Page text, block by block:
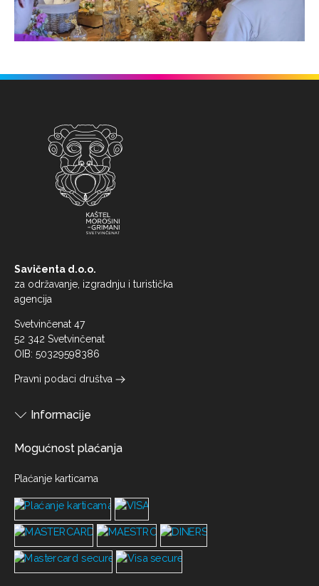
Savičenta d.o.o.
za održavanje, izgradnju i turistička
agencija
Svetvinčenat 47
52 342 Svetvinčenat
OIB: 50329598386
Pravni podaci društva
Informacije
Mogućnost plaćanja
Plaćanje karticama